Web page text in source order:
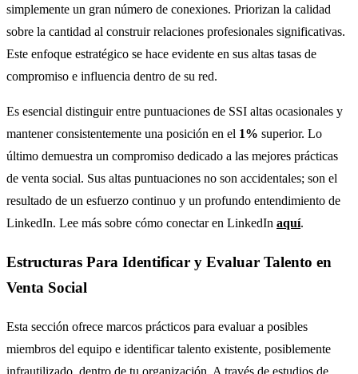
simplemente un gran número de conexiones. Priorizan la calidad
sobre la cantidad al construir relaciones profesionales significativas.
Este enfoque estratégico se hace evidente en sus altas tasas de
compromiso e influencia dentro de su red.
Es esencial distinguir entre puntuaciones de SSI altas ocasionales y
mantener consistentemente una posición en el 1% superior. Lo
último demuestra un compromiso dedicado a las mejores prácticas
de venta social. Sus altas puntuaciones no son accidentales; son el
resultado de un esfuerzo continuo y un profundo entendimiento de
LinkedIn. Lee más sobre cómo conectar en LinkedIn aquí.
Estructuras Para Identificar y Evaluar Talento en
Venta Social
Esta sección ofrece marcos prácticos para evaluar a posibles
miembros del equipo e identificar talento existente, posiblemente
infrautilizado, dentro de tu organización. A través de estudios de